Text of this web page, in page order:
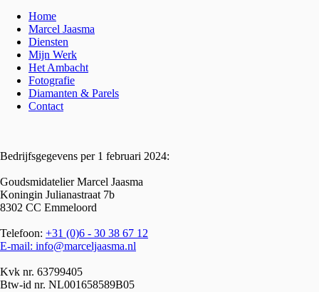
Home
Marcel Jaasma
Diensten
Mijn Werk
Het Ambacht
Fotografie
Diamanten & Parels
Contact
Bedrijfsgegevens per 1 februari 2024:
Goudsmidatelier Marcel Jaasma
Koningin Julianastraat 7b
8302 CC Emmeloord
Telefoon: +31 (0)6 - 30 38 67 12
E-mail: info@marceljaasma.nl
Kvk nr. 63799405
Btw-id nr. NL001658589B05